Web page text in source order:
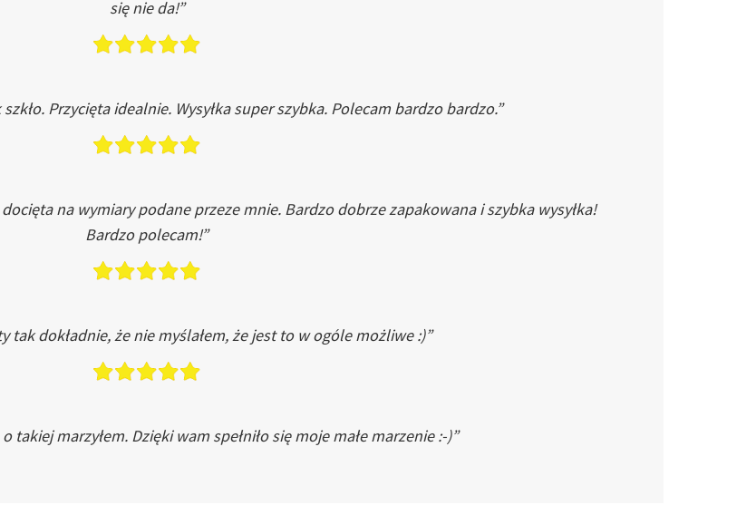
się nie da!”
Przycięta idealnie. Wysyłka super szybka. Polecam bardzo bardzo.”
na wymiary podane przeze mnie. Bardzo dobrze zapakowana i szybka wysyłka!
Bardzo polecam!”
tak dokładnie, że nie myślałem, że jest to w ogóle możliwe :)”
takiej marzyłem. Dzięki wam spełniło się moje małe marzenie :-)”